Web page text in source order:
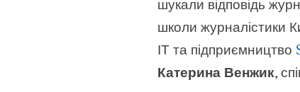
шукали відповідь
школи журналістики
ІТ та підприємництво
Катерина Венжик,